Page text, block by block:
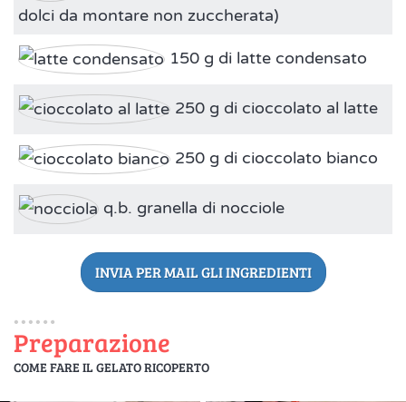
dolci da montare non zuccherata)
150 g di latte condensato
250 g di cioccolato al latte
250 g di cioccolato bianco
q.b. granella di nocciole
INVIA PER MAIL GLI INGREDIENTI
Preparazione
COME FARE IL GELATO RICOPERTO